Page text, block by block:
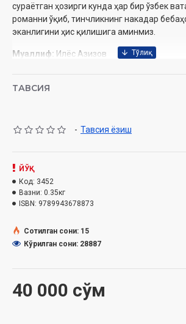
сураётган ҳозирги кунда ҳар бир ўзбек
романни ўқиб, тинчликнинг накадар
эканлигини ҳис қилишига аминмиз.
Муаллиф: Илёс Азизов
Ҳажми:256 бет
Муқоваси:Қаттиқ
ТАВСИЯ
- Тавсия ёзиш
40 000 сўм
ЙЎҚ
Код: 3452
Вазни: 0.35кг
ISBN: 9789943678873
Сотилган сони: 15
Кўрилган сони: 28887